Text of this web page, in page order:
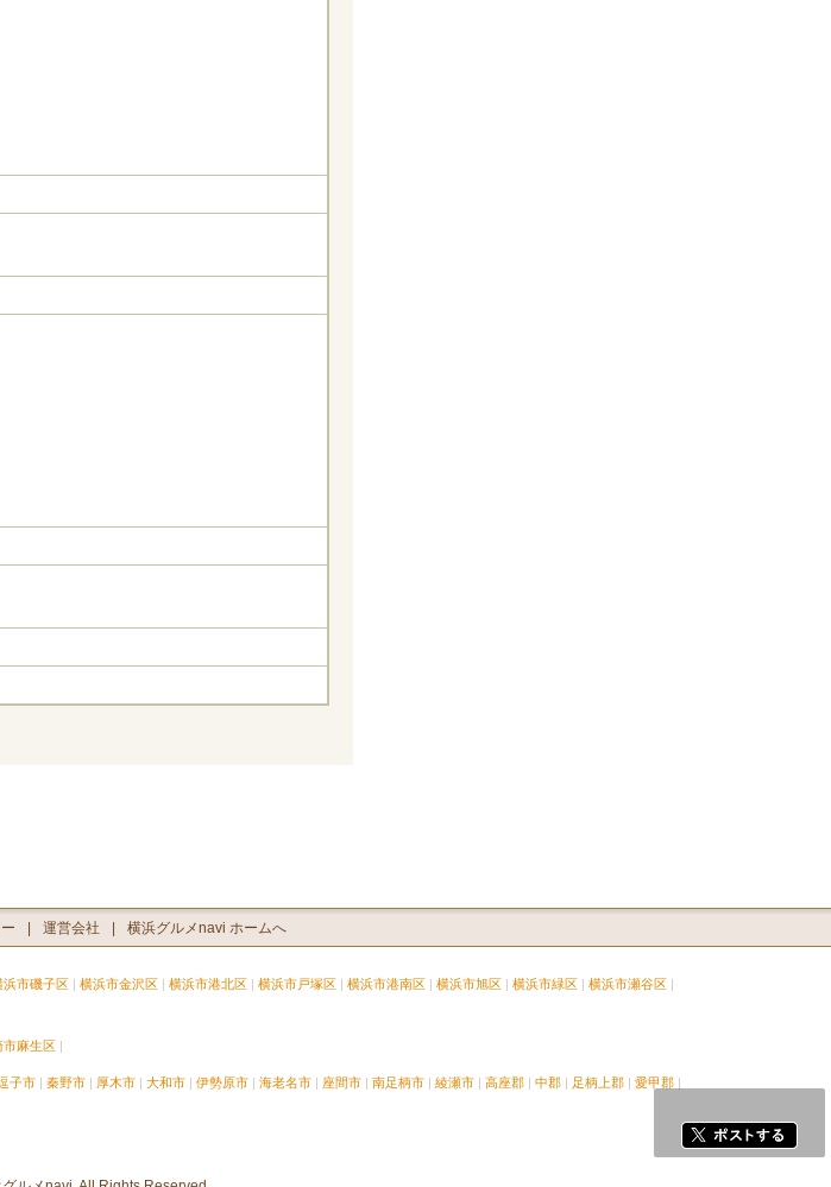
運営会社 横浜グルメnavi ホームへ
浜市磯子区 横浜市金沢区 横浜市港北区 横浜市戸塚区 横浜市港南区 横浜市旭区 横浜市緑区
横浜市瀬谷区
市麻生区
子市 秦野市 厚木市 大和市 伊勢原市 海老名市 座間市 南足柄市 綾瀬市 高座郡 中郡 足柄上郡
愛甲郡